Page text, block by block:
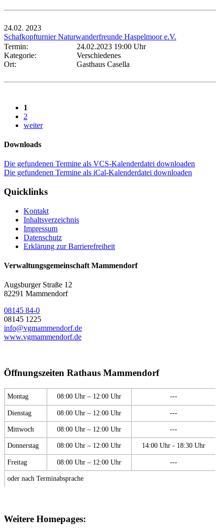
24.02. 2023
Schafkopfturnier Naturwanderfreunde Haspelmoor e.V.
Termin:
24.02.2023 19:00 Uhr
Kategorie:
Verschiedenes
Ort:
Gasthaus Casella
1
2
weiter
Downloads
Die gefundenen Termine als VCS-Kalenderdatei downloaden
Die gefundenen Termine als iCal-Kalenderdatei downloaden
Quicklinks
Kontakt
Inhaltsverzeichnis
Impressum
Datenschutz
Erklärung zur Barrierefreiheit
Verwaltungsgemeinschaft Mammendorf
Augsburger Straße 12
82291 Mammendorf
08145 84-0
08145 1225
info@vgmammendorf.de
www.vgmammendorf.de
Öffnungszeiten Rathaus Mammendorf
Montag 08:00 Uhr – 12:00 Uhr ---
Dienstag 08:00 Uhr – 12:00 Uhr ---
Mittwoch 08:00 Uhr – 12:00 Uhr ---
Donnerstag 08:00 Uhr – 12:00 Uhr 14:00 Uhr - 18:30 Uhr
Freitag 08:00 Uhr – 12:00 Uhr ---
oder nach Terminabsprache
Weitere Homepages: